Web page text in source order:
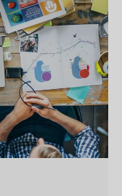
Práticos,
as diferenças
Marketing
certa para o